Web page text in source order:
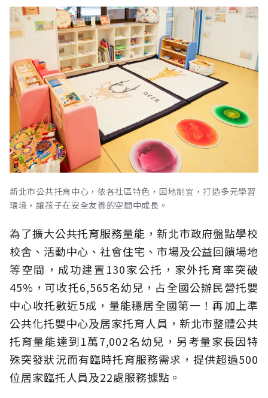
新北市公共托育中心，依各社區特色，因地制宜，打造多元學習
環境，讓孩子在安全友善的空間中成長。
為了擴大公共托育服務量能，新北市政府盤點學校
校舍、活動中心、社會住宅、市場及公益回饋場地
等空間，成功建置130家公托，家外托育率突破
45%，可收托6,565名幼兒，占全國公辦民營托嬰
中心收托數近5成，量能穩居全國第一！再加上準
公共化托嬰中心及居家托育人員，新北市整體公共
托育量能達到1萬7,002名幼兒，另考量家長因特
殊突發狀況而有臨時托育服務需求，提供超過500
位居家臨托人員及22處服務據點。